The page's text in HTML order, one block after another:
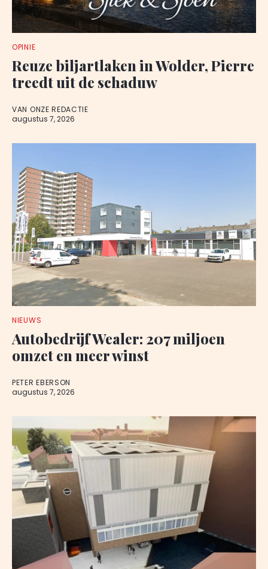
OPINIE
Reuze biljartlaken in Wolder, Pierre
treedt uit de schaduw
VAN ONZE REDACTIE
augustus 7, 2026
NIEUWS
Autobedrijf Wealer: 207 miljoen
omzet en meer winst
PETER EBERSON
augustus 7, 2026